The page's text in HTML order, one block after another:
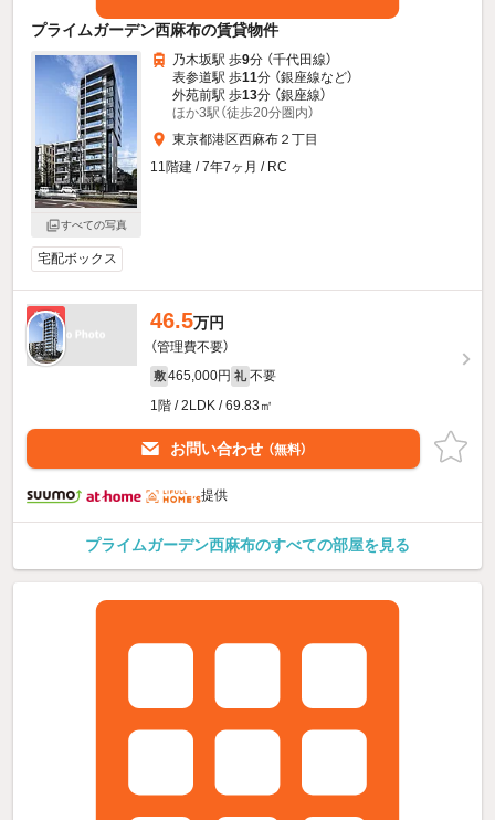
プライムガーデン西麻布の賃貸物件
すべての写真
乃木坂駅 歩9分 （千代田線）
表参道駅 歩11分 （銀座線など）
外苑前駅 歩13分 （銀座線）
ほか3駅（徒歩20分圏内）
東京都港区西麻布２丁目
11階建 / 7年7ヶ月 / RC
宅配ボックス
新着 46.5万円
（管理費不要）
敷 465,000円 礼 不要
1階 / 2LDK / 69.83㎡
お問い合わせ （無料）
提供
プライムガーデン西麻布のすべての部屋を見る